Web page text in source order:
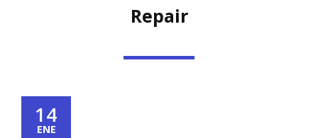
Repair
14
ENE